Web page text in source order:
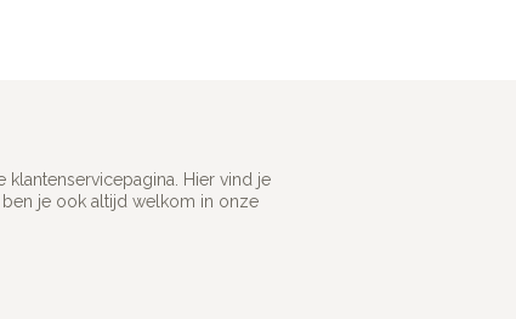
Hier vind je
je ook altijd welkom in onze